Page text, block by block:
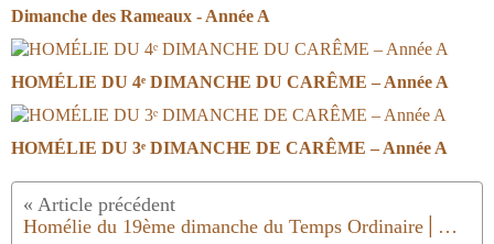
Dimanche des Rameaux - Année A
HOMÉLIE DU 4ᵉ DIMANCHE DU CARÊME – Année A
HOMÉLIE DU 3ᵉ DIMANCHE DE CARÊME – Année A
Homélie du 19ème dimanche du Temps Ordinaire│Année B│2018